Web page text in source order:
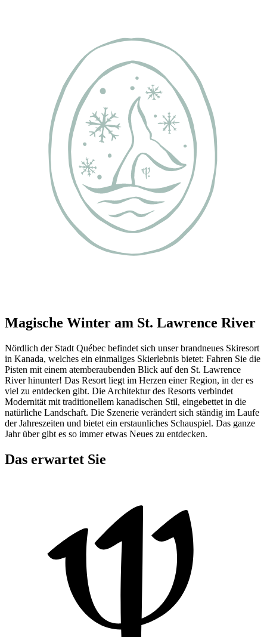
Magische Winter am St. Lawrence River
Nördlich der Stadt Québec befindet sich unser brandneues Skiresort
in Kanada, welches ein einmaliges Skierlebnis bietet: Fahren Sie die
Pisten mit einem atemberaubenden Blick auf den St. Lawrence
River hinunter! Das Resort liegt im Herzen einer Region, in der es
viel zu entdecken gibt. Die Architektur des Resorts verbindet
Modernität mit traditionellem kanadischen Stil, eingebettet in die
natürliche Landschaft. Die Szenerie verändert sich ständig im Laufe
der Jahreszeiten und bietet ein erstaunliches Schauspiel. Das ganze
Jahr über gibt es so immer etwas Neues zu entdecken.
Das erwartet Sie